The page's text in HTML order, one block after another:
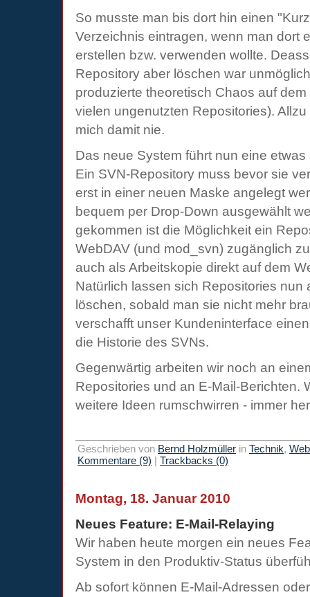
So musste man bis dort hin einen
Verzeichnis eintragen, wenn man dort
erstellen bzw. verwenden wollte.
Repository aber löschen war
produzierte theoretisch Chaos auf
vielen ungenutzten Repositories).
mich damit nie.
Das neue System führt nun eine
Ein SVN-Repository muss bevor sie
erst in einer neuen Maske angelegt
bequem per Drop-Down ausgewählt
gekommen ist die Möglichkeit ein
WebDAV (und mod_svn) zugänglich
auch als Arbeitskopie direkt auf dem
Natürlich lassen sich Repositories nun
löschen, sobald man sie nicht mehr
verschafft unser Kundeninterface
die Historie des SVNs.
Gegenwärtig arbeiten wir noch an
Repositories und an E-Mail-Berichten.
weitere Ideen rumschwirren - immer
Geschrieben von Bernd Holzmüller in Technik,
Kommentare (9) | Trackbacks (0)
Montag, 18. Januar 2010
Neues Feature: E-Mail-Relaying
Wir haben heute morgen ein neues
System in den Produktiv-Status
Ab sofort können E-Mail-Adressen